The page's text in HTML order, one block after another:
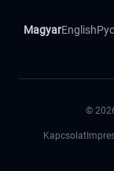
MagyarEnglish
©
Kapcsolat